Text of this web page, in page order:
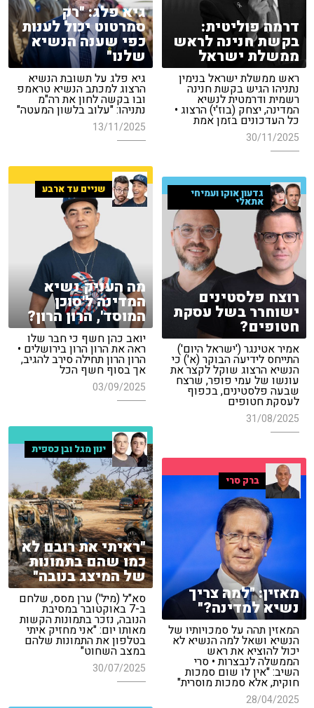
דרמה פוליטית:
בקשת חנינה לראש
ממשלת ישראל
ראש ממשלת ישראל בנימין
נתניהו הגיש בקשת חנינה
רשמית ודרמטית לנשיא
המדינה, יצחק (בוז'י) הרצוג •
כל העדכונים בזמן אמת
30/11/2025
גיא פלג: "רק
סמרטוט יכול לענות
כפי שענה הנשיא
שלנו"
גיא פלג על תשובת הנשיא
הרצוג למכתב הנשיא טראמפ
ובו בקשה לחון את רה"מ
נתניהו: "עלוב בלשון המעטה"
13/11/2025
שניים עד ארבע
מה העניק נשיא
המדינה ל'סוכן
המוסד', הרון הרון?
יואב כהן חשף כי חבר שלו
ראה את הרון הרון בירושלים •
הרון הרון תחילה סירב להגיב,
אך בסוף חשף הכל
03/09/2025
גדעון אוקו ועמיחי
אתאלי
רוצח פלסטינים
ישוחרר בשל עסקת
חטופים?
אמיר אטינגר ('ישראל היום')
התייחס לידיעה הבוקר (א') כי
הנשיא הרצוג שוקל לקצר את
עונשו של עמי פופר, שרצח
שבעה פלסטינים, בכפוף
לעסקת חטופים
31/08/2025
ינון מגל ובן כספית
"ראיתי את רובם לא
כמו שהם בתמונות
של המיצג בנובה"
סא"ל (מיל') ערן מסס, שלחם
ב-7 באוקטובר במסיבת
הנובה, נזכר בתמונות הקשות
מאותו יום: "אני מחזיק איתי
בטלפון את התמונות שלהם
במצב השחוט"
30/07/2025
ברק סרי
מאזין: "למה צריך
נשיא למדינה?"
המאזין תהה על סמכויותיו של
הנשיא ושאל למה הנשיא לא
יכול להוציא את ראש
הממשלה לנבצרות • סרי
השיב: "אין לו שום סמכות
חוקית, אלא סמכות מוסרית"
28/04/2025